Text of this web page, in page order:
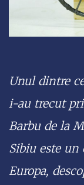
Unul dintre
i-au trecut
Barbu de la
Sibiu este
Europa,